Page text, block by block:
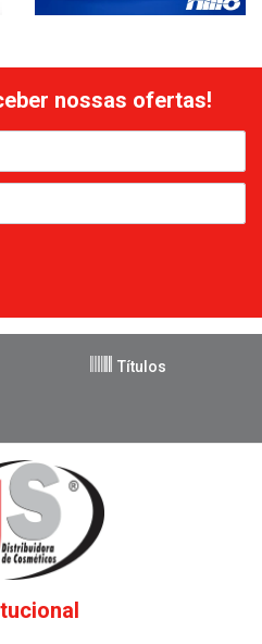
nossas ofertas!
Títulos